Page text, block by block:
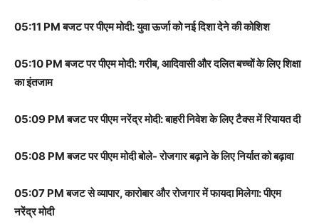
05:11 PM बजट पर पीएम मोदी: युवा ऊर्जा को नई दिशा देने की कोशिश
05:10 PM बजट पर पीएम मोदी: गरीब, आदिवासी और दलित बच्चों के लिए शिक्षा
का इंतजाम
05:09 PM बजट पर पीएम नरेंद्र मोदी: बाहरी निवेश के लिए टैक्स में रियायत दी
05:08 PM बजट पर पीएम मोदी बोले- रोजगार बढ़ाने के लिए निर्यात को बढ़ावा
05:07 PM बजट से व्यापार, कारोबार और रोजगार में फायदा मिलेगा: पीएम
नरेंद्र मोदी